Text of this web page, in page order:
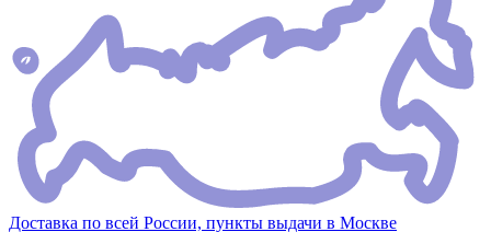
Доставка по всей России, пункты выдачи в Москве